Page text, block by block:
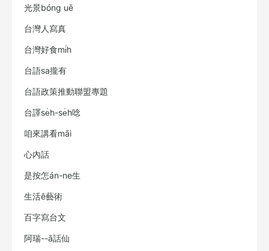
光景bóng uē
台灣人寫真
台灣好食mi̍h
台語sa攏有
台語政策推動聯盟專題
台譯se̍h-se̍h唸
咱來講看māi
心內話
是按怎án-ne生
生活ê藝術
百字寫台文
阿瑞--ā話仙